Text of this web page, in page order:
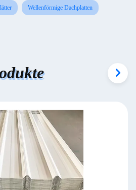
Wellenförmige Dachplatten